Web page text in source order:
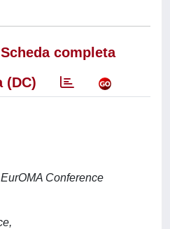
Scheda completa
(DC)
Conference